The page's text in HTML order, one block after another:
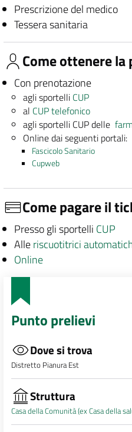
Prescrizione del medico
Tessera sanitaria
Come ottenere la
Con prenotazione
agli sportelli CUP
al CUP telefonico
agli sportelli CUP delle
Online dai seguenti portali:
Fascicolo Sanitario
Cupweb
Come pagare il
Presso gli sportelli CUP
Alleriscuotitrici
Online
Punto prelievi
Dove si trova
Distretto Pianura Est
Struttura
Casa della Comunità (ex Casa della